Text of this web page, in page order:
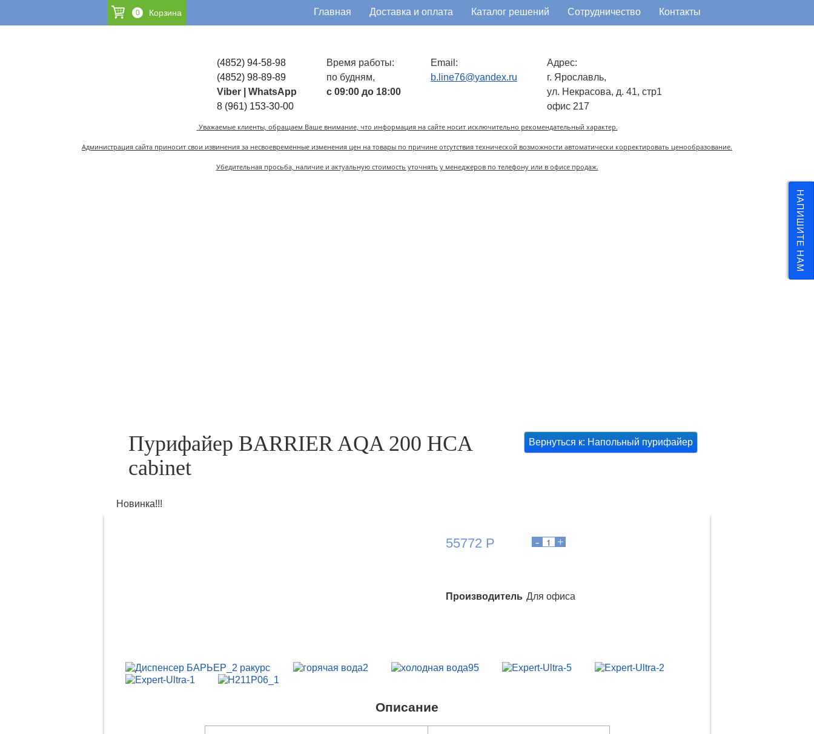
0 Главная Доставка и оплата Каталог решений Сотрудничество Контакты
(4852) 94-58-98
(4852) 98-89-89
Viber | WhatsApp
8 (961) 153-30-00
Время работы:
по будням,
с 09:00 до 18:00
Email:
Адрес:
г. Ярославль,
ул. Некрасова, д. 41, стр1
офис 217
Уважаемые клиенты, обращаем Ваше внимание, что информация на сайте носит исключительно рекомендательный характер.
Администрация сайта приносит свои извинения за несвоевременные изменения цен на товары по причине отсутствия технической возможности автоматически корректировать ценообразование.
Убедительная просьба, наличие и актуальную стоимость уточнять у менеджеров по телефону или в офисе продаж.
НАПИШИТЕ НАМ
Вернуться к: Напольный пурифайер
Пурифайер BARRIER AQA 200 HCА
cabinet
Новинка!!!
55772 Р
Производитель Для офиса
Описание